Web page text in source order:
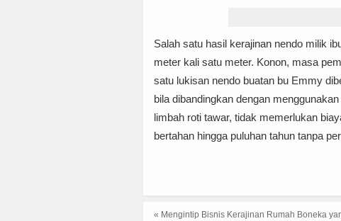
Salah satu hasil kerajinan nendo milik
meter kali satu meter. Konon, masa
satu lukisan nendo buatan bu Emmy
bila dibandingkan dengan
limbah roti tawar, tidak memerlukan
bertahan hingga puluhan tahun tanpa
« Mengintip Bisnis Kerajinan Rumah Boneka